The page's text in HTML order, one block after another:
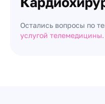
Остались вопросы по
услугой телемедицины.